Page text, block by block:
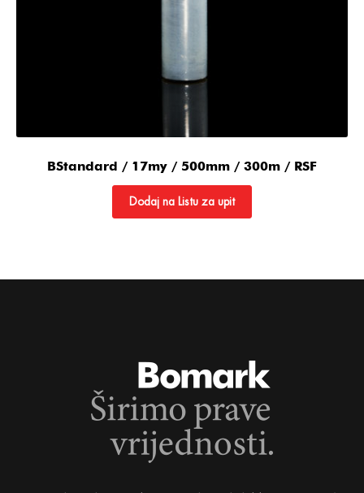
BStandard / 17my / 500mm / 300m / RSF
Dodaj na Listu za upit